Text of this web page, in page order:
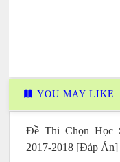
YOU MAY LIKE
Đề Thi Chọn Học
2017-2018 [Đáp Án]